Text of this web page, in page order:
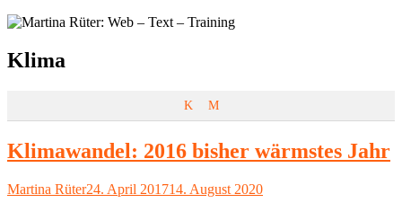
Schlagwort:
Klima
K M
Klimawandel: 2016 bisher wärmstes Jahr
Autor
Martina RüterVeröffentlicht
24. April 201714. August 2020